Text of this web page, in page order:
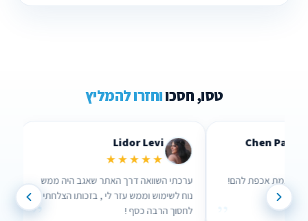
טסו, חסכווחזרו להמליץ
Lidor Levi
★★★★★
ערכתי השוואה דרך האתר שאגב היה ממש
נוח לשימוש וממש עזר לי , בזכותו הצלחתי
לחסוך הרבה כסף !
”
Chen Parizer
שבאמת אכפת להם!